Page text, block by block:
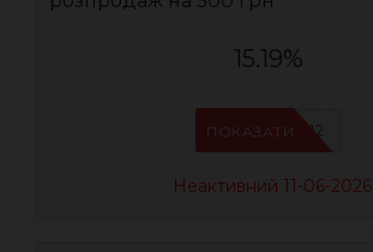
15.19%
LR12
ПОКАЗАТИ
Неактивний 11-06-2026